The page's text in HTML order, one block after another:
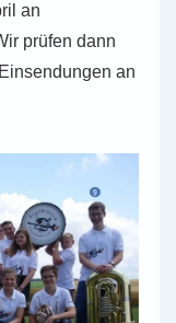
an
prüfen dann
an